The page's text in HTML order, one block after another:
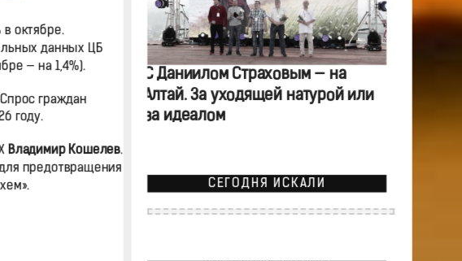
октябре.
данных ЦБ
— на 1,4%).
граждан
году.
Владимир Кошелев.
предотвращения
С Даниилом Страховым — на
Алтай. За уходящей натурой или
за идеалом
СЕГОДНЯ ИСКАЛИ